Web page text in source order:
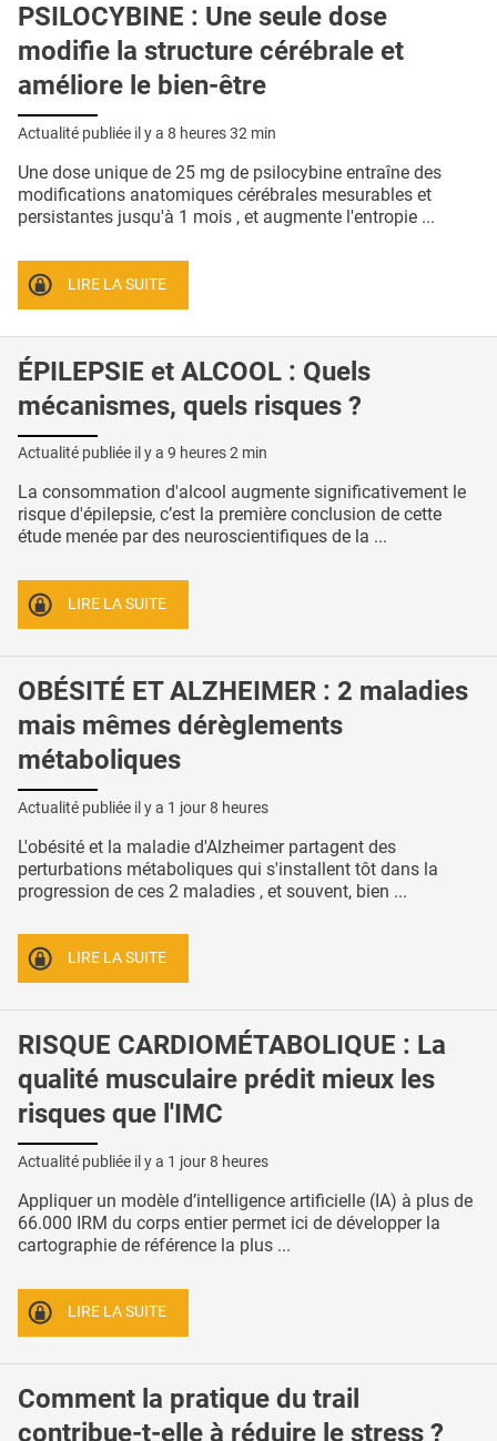
PSILOCYBINE : Une seule dose
modifie la structure cérébrale et
améliore le bien-être
Actualité publiée il y a 8 heures 32 min
Une dose unique de 25 mg de psilocybine entraîne des
modifications anatomiques cérébrales mesurables et
persistantes jusqu'à 1 mois , et augmente l'entropie ...
LIRE LA SUITE
ÉPILEPSIE et ALCOOL : Quels
mécanismes, quels risques ?
Actualité publiée il y a 9 heures 2 min
La consommation d'alcool augmente significativement le
risque d'épilepsie, c’est la première conclusion de cette
étude menée par des neuroscientifiques de la ...
LIRE LA SUITE
OBÉSITÉ ET ALZHEIMER : 2 maladies
mais mêmes dérèglements
métaboliques
Actualité publiée il y a 1 jour 8 heures
L'obésité et la maladie d'Alzheimer partagent des
perturbations métaboliques qui s'installent tôt dans la
progression de ces 2 maladies , et souvent, bien ...
LIRE LA SUITE
RISQUE CARDIOMÉTABOLIQUE : La
qualité musculaire prédit mieux les
risques que l'IMC
Actualité publiée il y a 1 jour 8 heures
Appliquer un modèle d’intelligence artificielle (IA) à plus de
66.000 IRM du corps entier permet ici de développer la
cartographie de référence la plus ...
LIRE LA SUITE
Comment la pratique du trail
contribue-t-elle à réduire le stress ?